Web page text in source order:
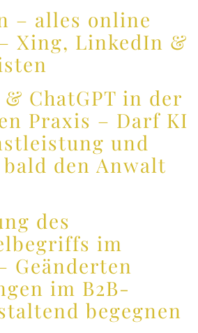
– alles online
Xing, LinkedIn &
& ChatGPT in der
Praxis – Darf KI
und
den Anwalt
des
im
Geänderten
im B2B-
begegnen